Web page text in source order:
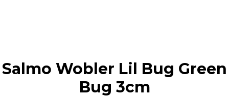
Salmo Wobler Lil Bug Green
Bug 3cm